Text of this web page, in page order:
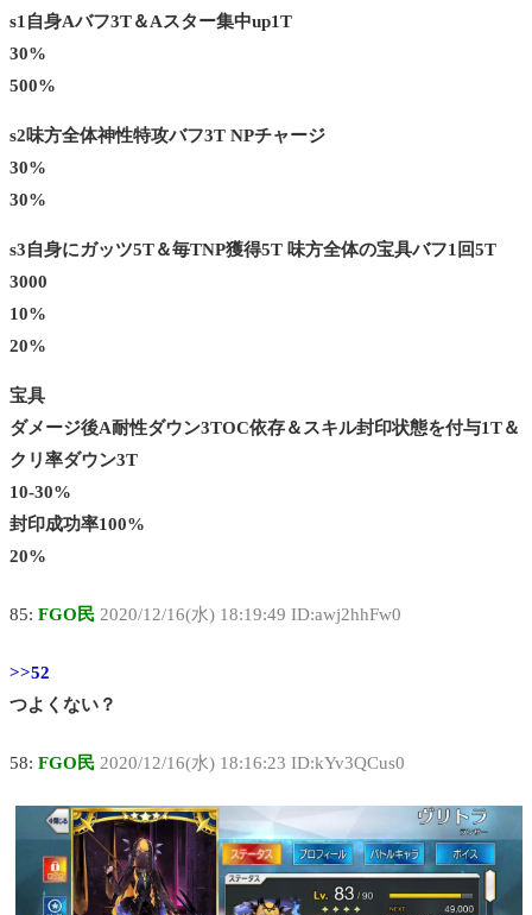
s1自身Aバフ3T＆Aスター集中up1T
30%
500%
s2味方全体神性特攻バフ3T NPチャージ
30%
30%
s3自身にガッツ5T＆毎TNP獲得5T 味方全体の宝具バフ1回5T
3000
10%
20%
宝具
ダメージ後A耐性ダウン3TOC依存＆スキル封印状態を付与1T＆
クリ率ダウン3T
10-30%
封印成功率100%
20%
85: FGO民 2020/12/16(水) 18:19:49 ID:awj2hhFw0
>>52
つよくない？
58: FGO民 2020/12/16(水) 18:16:23 ID:kYv3QCus0